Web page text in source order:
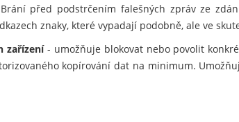
před podstrčením falešných zpráv ze
znaky, které vypadají podobně, ale ve
zařízení- umožňuje blokovat nebo povolit
kopírování dat na minimum.